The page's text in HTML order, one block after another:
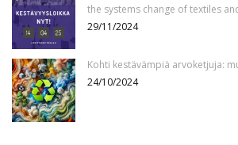
the systems change of textiles
29/11/2024
Kohti kestävämpiä arvoketjuja:
24/10/2024